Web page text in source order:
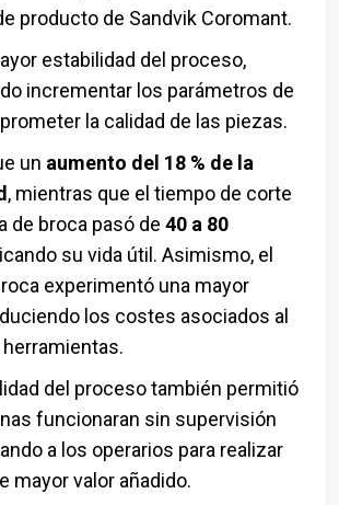
producto de Sandvik Coromant.
estabilidad del proceso,
incrementar los parámetros de
la calidad de las piezas.
un aumento del 18 % de la
, mientras que el tiempo de corte
de broca pasó de 40 a 80
su vida útil. Asimismo, el
experimentó una mayor
los costes asociados al
del proceso también permitió
funcionaran sin supervisión
a los operarios para realizar
mayor valor añadido.